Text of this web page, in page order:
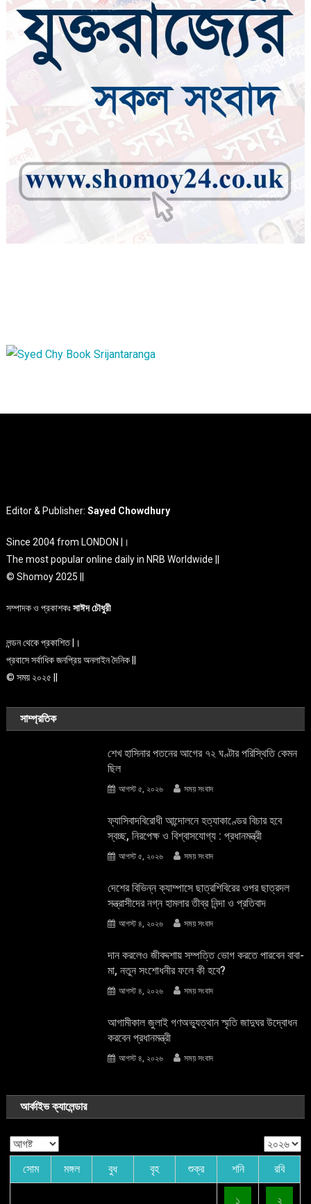
Editor & Publisher:Sayed Chowdhury
Since 2004 from LONDON |।
The most popular online daily in NRB Worldwide ||
© Shomoy 2025 ||
সম্পাদক ও প্রকাশকঃসাঈদ চৌধুরী
লন্ডন থেকে প্রকাশিত |।
প্রবাসে সর্বাধিক জনপ্রিয় অনলাইন দৈনিক ||
© সময় ২০২৫ ||
সাম্প্রতিক
শেখ হাসিনার পতনের আগের ৭২ ঘণ্টার পরিস্থিতি কেমন
ছিল
আগস্ট ৫, ২০২৬ সময় সংবাদ
ফ্যাসিবাদবিরোধী আন্দোলনে হত্যাকাণ্ডের বিচার হবে
স্বচ্ছ, নিরপেক্ষ ও বিশ্বাসযোগ্য : প্রধানমন্ত্রী
আগস্ট ৫, ২০২৬ সময় সংবাদ
দেশের বিভিন্ন ক্যাম্পাসে ছাত্রশিবিরের ওপর ছাত্রদল
সন্ত্রাসীদের নগ্ন হামলার তীব্র নিন্দা ও প্রতিবাদ
আগস্ট ৪, ২০২৬ সময় সংবাদ
দান করলেও জীবদ্দশায় সম্পত্তি ভোগ করতে পারবেন বাবা-
মা, নতুন সংশোধনীর ফলে কী হবে?
আগস্ট ৪, ২০২৬ সময় সংবাদ
আগামীকাল জুলাই গণঅভ্যুত্থান স্মৃতি জাদুঘর উদ্বোধন
করবেন প্রধানমন্ত্রী
আগস্ট ৪, ২০২৬ সময় সংবাদ
আর্কাইভ ক্যালেন্ডার
সোম মঙ্গল বুধ বৃহ শুক্র শনি রবি
১ ২